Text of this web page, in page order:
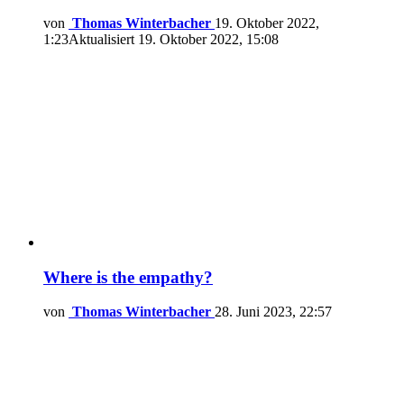
von Thomas Winterbacher 19. Oktober 2022,
1:23Aktualisiert 19. Oktober 2022, 15:08
Where is the empathy?
von Thomas Winterbacher 28. Juni 2023, 22:57